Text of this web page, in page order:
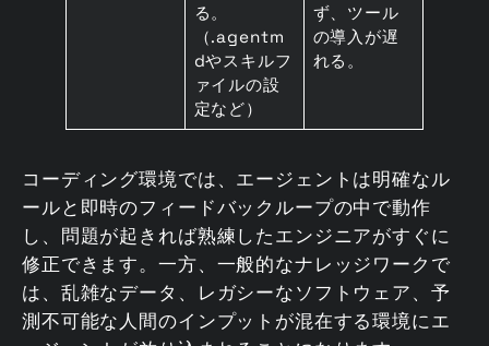
る。
（.agentm
dやスキルフ
ァイルの設
定など）
ず、ツール
の導入が遅
れる。
コーディング環境では、エージェントは明確なル
ールと即時のフィードバックループの中で動作
し、問題が起きれば熟練したエンジニアがすぐに
修正できます。一方、一般的なナレッジワークで
は、乱雑なデータ、レガシーなソフトウェア、予
測不可能な人間のインプットが混在する環境にエ